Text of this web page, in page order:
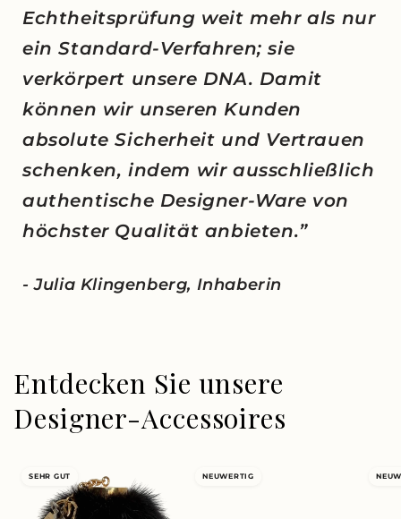
Echtheitsprüfung weit mehr als nur
ein Standard-Verfahren; sie
verkörpert unsere DNA. Damit
können wir unseren Kunden
absolute Sicherheit und Vertrauen
schenken, indem wir ausschließlich
authentische Designer-Ware von
höchster Qualität anbieten.”
- Julia Klingenberg, Inhaberin
Entdecken Sie unsere
Designer-Accessoires
SEHR GUT NEUWERTIG